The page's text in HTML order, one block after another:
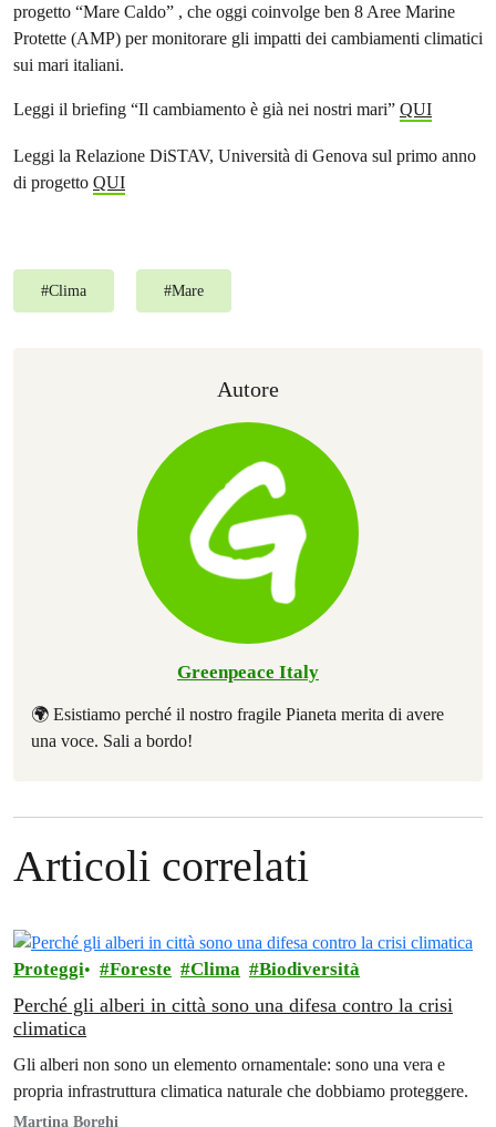
progetto “Mare Caldo” , che oggi coinvolge ben 8 Aree Marine
Protette (AMP) per monitorare gli impatti dei cambiamenti climatici
sui mari italiani.
Leggi il briefing “Il cambiamento è già nei nostri mari” QUI
Leggi la Relazione DiSTAV, Università di Genova sul primo anno
di progetto QUI
#Clima #Mare
Autore
Greenpeace Italy
🌍 Esistiamo perché il nostro fragile Pianeta merita di avere
una voce. Sali a bordo!
Articoli correlati
Proteggi Foreste Clima Biodiversità
Perché gli alberi in città sono una difesa contro la crisi
climatica
Gli alberi non sono un elemento ornamentale: sono una vera e
propria infrastruttura climatica naturale che dobbiamo proteggere.
Martina Borghi